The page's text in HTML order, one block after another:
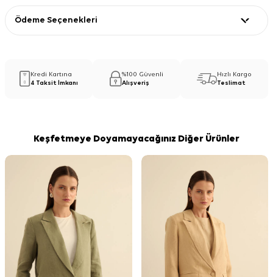
Ödeme Seçenekleri
Kredi Kartına
4 Taksit İmkanı
%100 Güvenli
Alışveriş
Hızlı Kargo
Teslimat
Keşfetmeye Doyamayacağınız Diğer Ürünler